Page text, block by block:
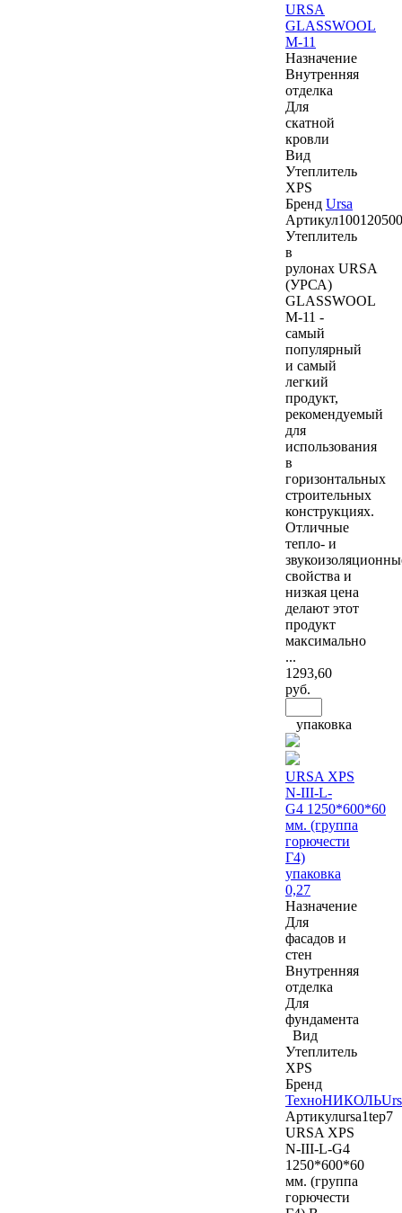
URSA
GLASSWOOL
M-11
Назначение
Внутренняя
отделка
Для
скатной
кровли
Вид
Утеплитель
XPS
Бренд Ursa
Артикул100120500
Утеплитель
в
рулонах URSA
(УРСА)
GLASSWOOL
M-11 -
самый
популярный
и самый
легкий
продукт,
рекомендуемый
для
использования
в
горизонтальных
строительных
конструкциях.
Отличные
тепло- и
свойства и
низкая цена
делают этот
продукт
максимально
...
1293,60
руб.
упаковка
URSA XPS
N-III-L-
G4 1250*600*60
мм. (группа
горючести
Г4)
упаковка
0,27
Назначение
Для
фасадов и
стен
Внутренняя
отделка
Для
фундамента
Вид
Утеплитель
XPS
Бренд
ТехноНИКОЛЬ
Артикулursa1tep7
URSA XPS
N-III-L-G4
1250*600*60
мм. (группа
горючести